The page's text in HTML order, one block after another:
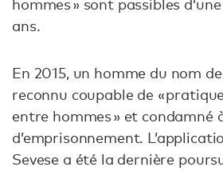
hommes » sont passibles
ans.
En 2015, un homme du nom
reconnu coupable de «
entre hommes » et condamné
d’emprisonnement.
Sevese a été la dernière